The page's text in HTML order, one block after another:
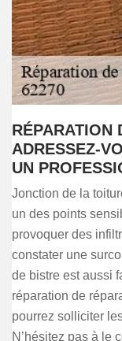
RÉPARATION
ADRESSEZ-
UN
Jonction de la
un des points
provoquer des
constater une
de bistre est aussi
réparation de
pourrez solliciter
N’hésitez pas à le